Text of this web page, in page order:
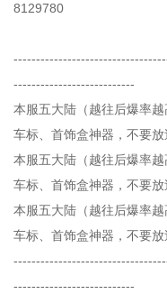
8129780
---------------------------
本服五大陆（越往后爆率
车标、首饰盒神器，不要放
本服五大陆（越往后爆率
车标、首饰盒神器，不要放
本服五大陆（越往后爆率
车标、首饰盒神器，不要放
---------------------------